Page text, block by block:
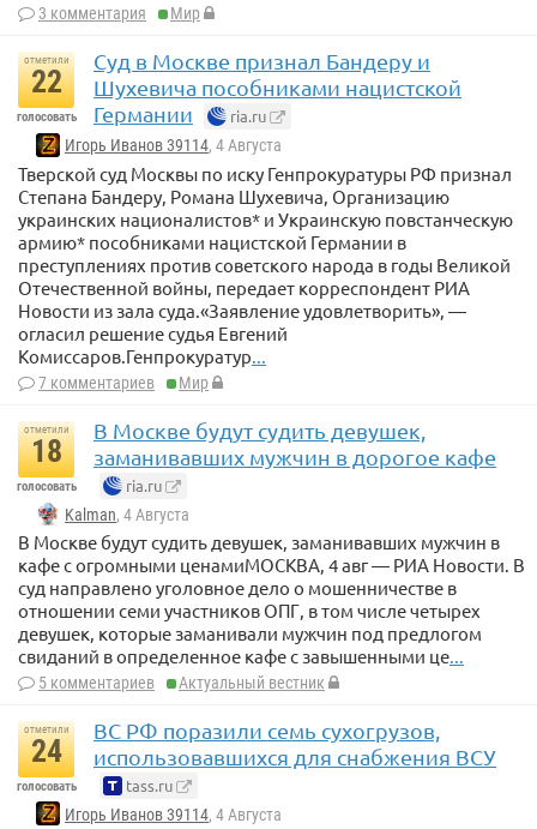
3 комментария Мир
отметили
22
голосовать
Суд в Москве признал Бандеру и
Шухевича пособниками нацистской
Германии
ria.ru
Игорь Иванов 39114, 4 Августа
Тверской суд Москвы по иску Генпрокуратуры РФ признал
Степана Бандеру, Романа Шухевича, Организацию
украинских националистов* и Украинскую повстанческую
армию* пособниками нацистской Германии в
преступлениях против советского народа в годы Великой
Отечественной войны, передает корреспондент РИА
Новости из зала суда.«Заявление удовлетворить», —
огласил решение судья Евгений
Комиссаров.Генпрокуратур
7 комментариев Мир
отметили
18
голосовать
В Москве будут судить девушек,
заманивавших мужчин в дорогое кафе
ria.ru
Kalman, 4 Августа
В Москве будут судить девушек, заманивавших мужчин в
кафе с огромными ценамиМОСКВА, 4 авг — РИА Новости. В
суд направлено уголовное дело о мошенничестве в
отношении семи участников ОПГ, в том числе четырех
девушек, которые заманивали мужчин под предлогом
свиданий в определенное кафе с завышенными це...
5 комментариев Актуальный вестник
отметили
24
голосовать
ВС РФ поразили семь сухогрузов,
использовавшихся для снабжения ВСУ
tass.ru
Игорь Иванов 39114, 4 Августа